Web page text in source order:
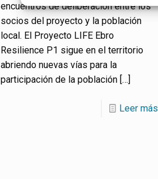
encuentros de deliberación entre los
socios del proyecto y la población
local. El Proyecto LIFE Ebro
Resilience P1 sigue en el territorio
abriendo nuevas vías para la
participación de la población […]
Leer más